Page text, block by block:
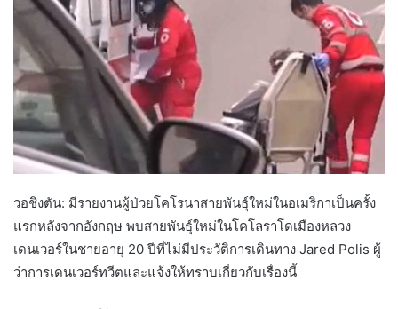
วอชิงตัน: ​​มีรายงานผู้ป่วยโคโรนาสายพันธุ์ใหม่ในอเมริกาเป็นครั้ง
แรกหลังจากอังกฤษ พบสายพันธุ์ใหม่ในโคโลราโดเมืองหลวง
เดนเวอร์ในชายอายุ 20 ปีที่ไม่มีประวัติการเดินทาง Jared Polis ผู้
ว่าการเดนเวอร์ทวีตและแจ้งให้ทราบเกี่ยวกับเรื่องนี้